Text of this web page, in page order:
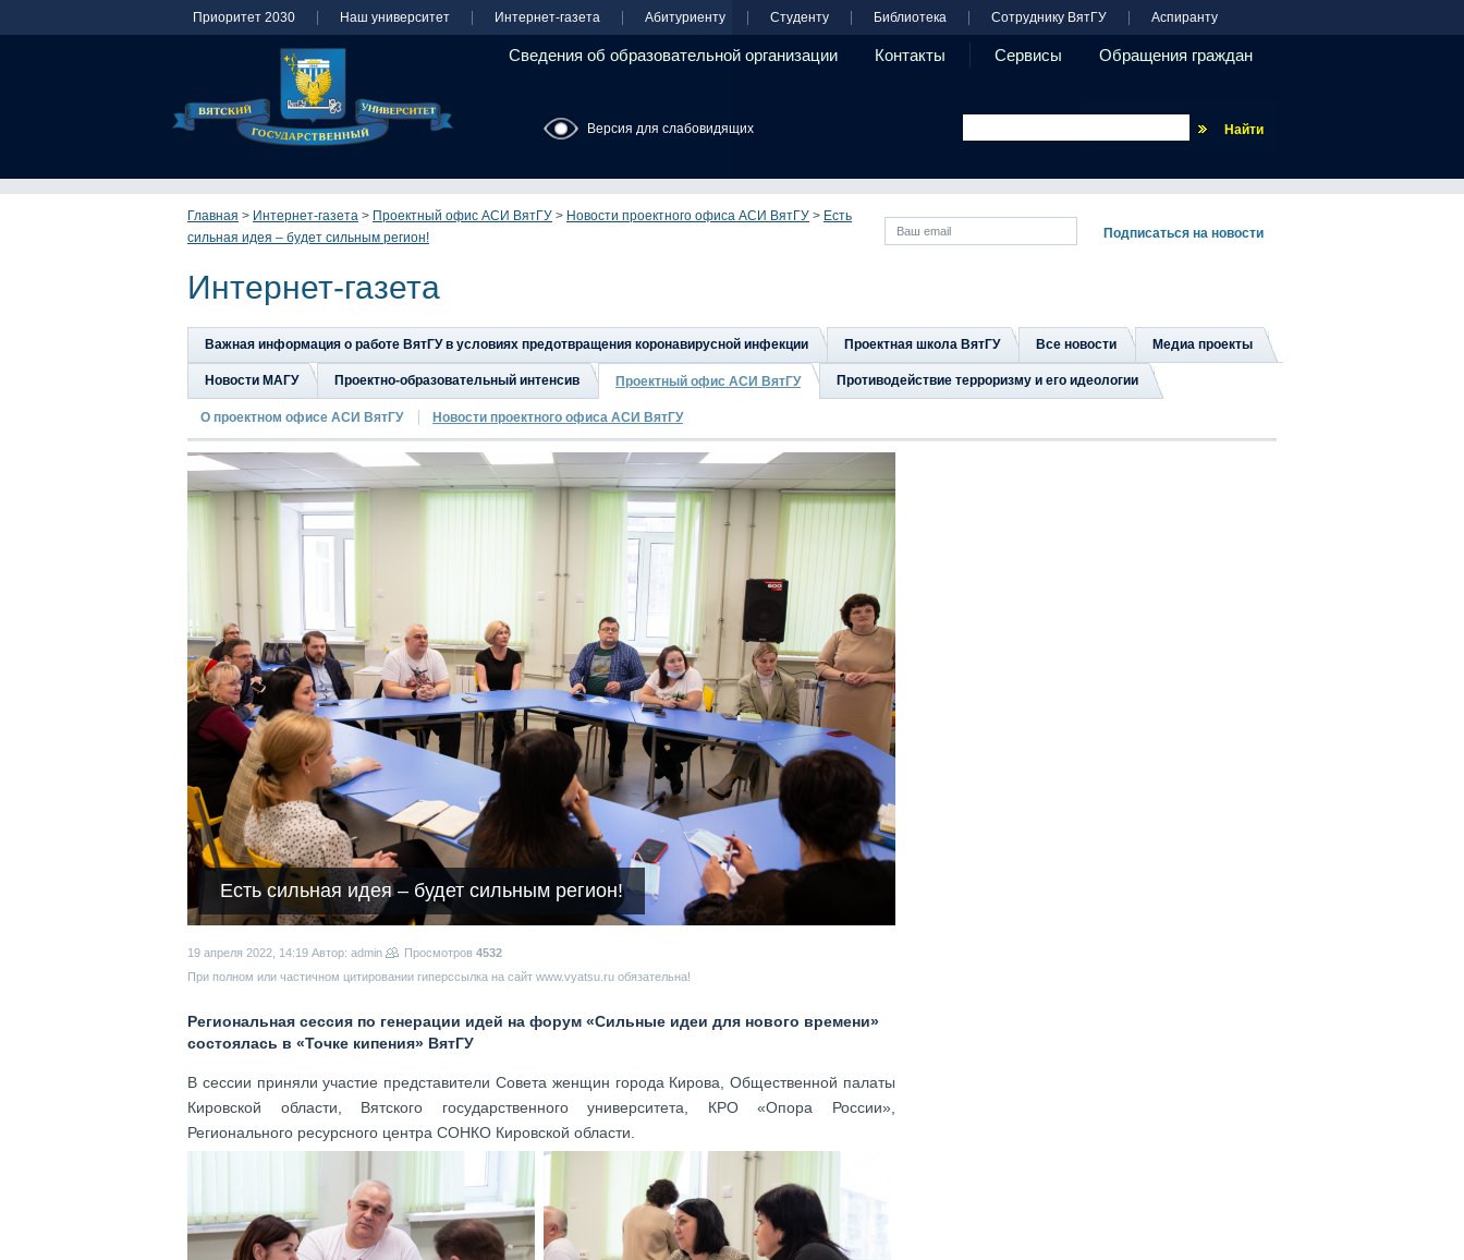
Приоритет 2030 Наш университет Интернет-газета Абитуриенту Студенту Библиотека Сотруднику ВятГУ Аспиранту
Сведения об образовательной организации Контакты Сервисы Обращения граждан
Версия для слабовидящих
Главная > Интернет-газета > Проектный офис АСИ ВятГУ > Новости проектного офиса АСИ ВятГУ > Есть
сильная идея – будет сильным регион!
Интернет-газета
Важная информация о работе ВятГУ в условиях предотвращения коронавирусной инфекции Проектная школа ВятГУ Все новости Медиа проекты
Новости МАГУ Проектно-образовательный интенсив Проектный офис АСИ ВятГУ Противодействие терроризму и его идеологии
О проектном офисе АСИ ВятГУ Новости проектного офиса АСИ ВятГУ
Есть сильная идея – будет сильным регион!
19 апреля 2022, 14:19 Автор: admin Просмотров 4532
При полном или частичном цитировании гиперссылка на сайт www.vyatsu.ru обязательна!
Региональная сессия по генерации идей на форум «Сильные идеи для нового времени»
состоялась в «Точке кипения» ВятГУ
В сессии приняли участие представители Совета женщин города Кирова, Общественной палаты
Кировской области, Вятского государственного университета, КРО «Опора России»,
Регионального ресурсного центра СОНКО Кировской области.